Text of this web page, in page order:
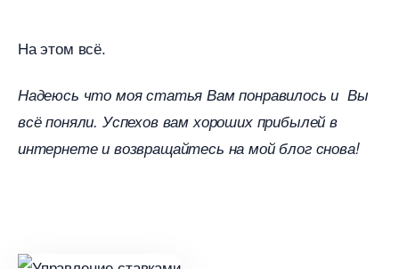
На этом всё.
Надеюсь что моя статья Вам понравилось и Вы
сё поняли. Успехов вам хороших прибылей
интернете и возвращайтесь на мой блог снова!